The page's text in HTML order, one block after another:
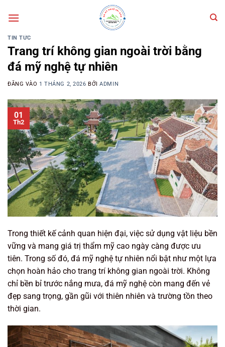
qua
TIN TỨC
Trang trí không gian ngoài trời bằng
đá mỹ nghệ tự nhiên
ĐĂNG VÀO 1 THÁNG 2, 2026 BỞIADMIN
01
Th2
Trong thiết kế cảnh quan hiện đại, việc sử dụng vật liệu bền
vững và mang giá trị thẩm mỹ cao ngày càng được ưu
tiên. Trong số đó, đá mỹ nghệ tự nhiên nổi bật như một lựa
chọn hoàn hảo cho trang trí không gian ngoài trời. Không
chỉ bền bỉ trước nắng mưa, đá mỹ nghệ còn mang đến vẻ
đẹp sang trọng, gần gũi với thiên nhiên và trường tồn theo
thời gian.